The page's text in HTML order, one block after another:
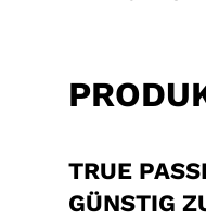
TRUE
GÜNSTIG